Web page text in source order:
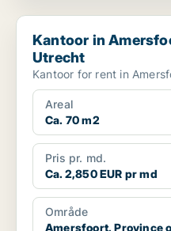
Kantoor in Amersfoort,
Kantoor in
Utrecht
Kantoor for rent in
Areal
Ca. 70 m2
Pris pr. md.
Ca. 2,850 EUR pr md
Område
Amersfoort, Province